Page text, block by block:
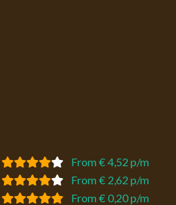
From € 4,52 p/m
From € 2,62 p/m
From € 0,20 p/m